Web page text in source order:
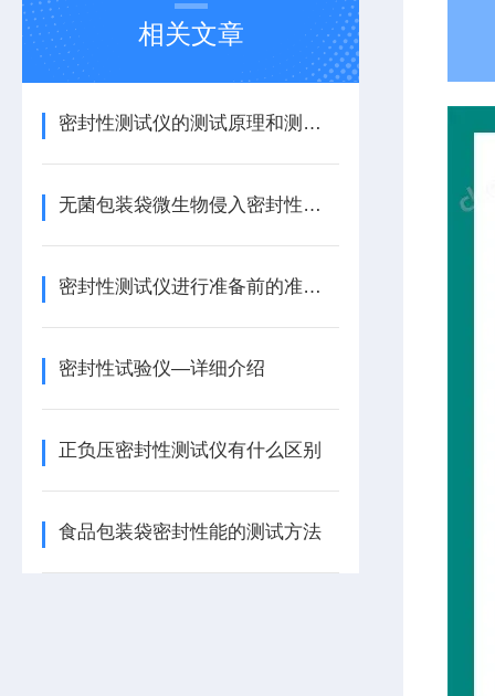
相关文章
密封性测试仪的测试原理和测试方法
无菌包装袋微生物侵入密封性试验仪的详细介绍
密封性测试仪进行准备前的准备工作
密封性试验仪—详细介绍
正负压密封性测试仪有什么区别
食品包装袋密封性能的测试方法